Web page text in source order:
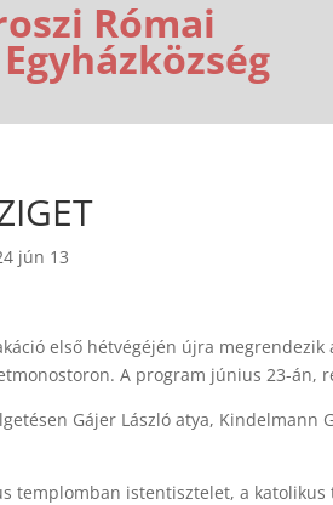
Római
jún 13
első hétvégéjén újra
A program június 23-án,
Gájer László atya, Kindelmann
templomban istentisztelet, a